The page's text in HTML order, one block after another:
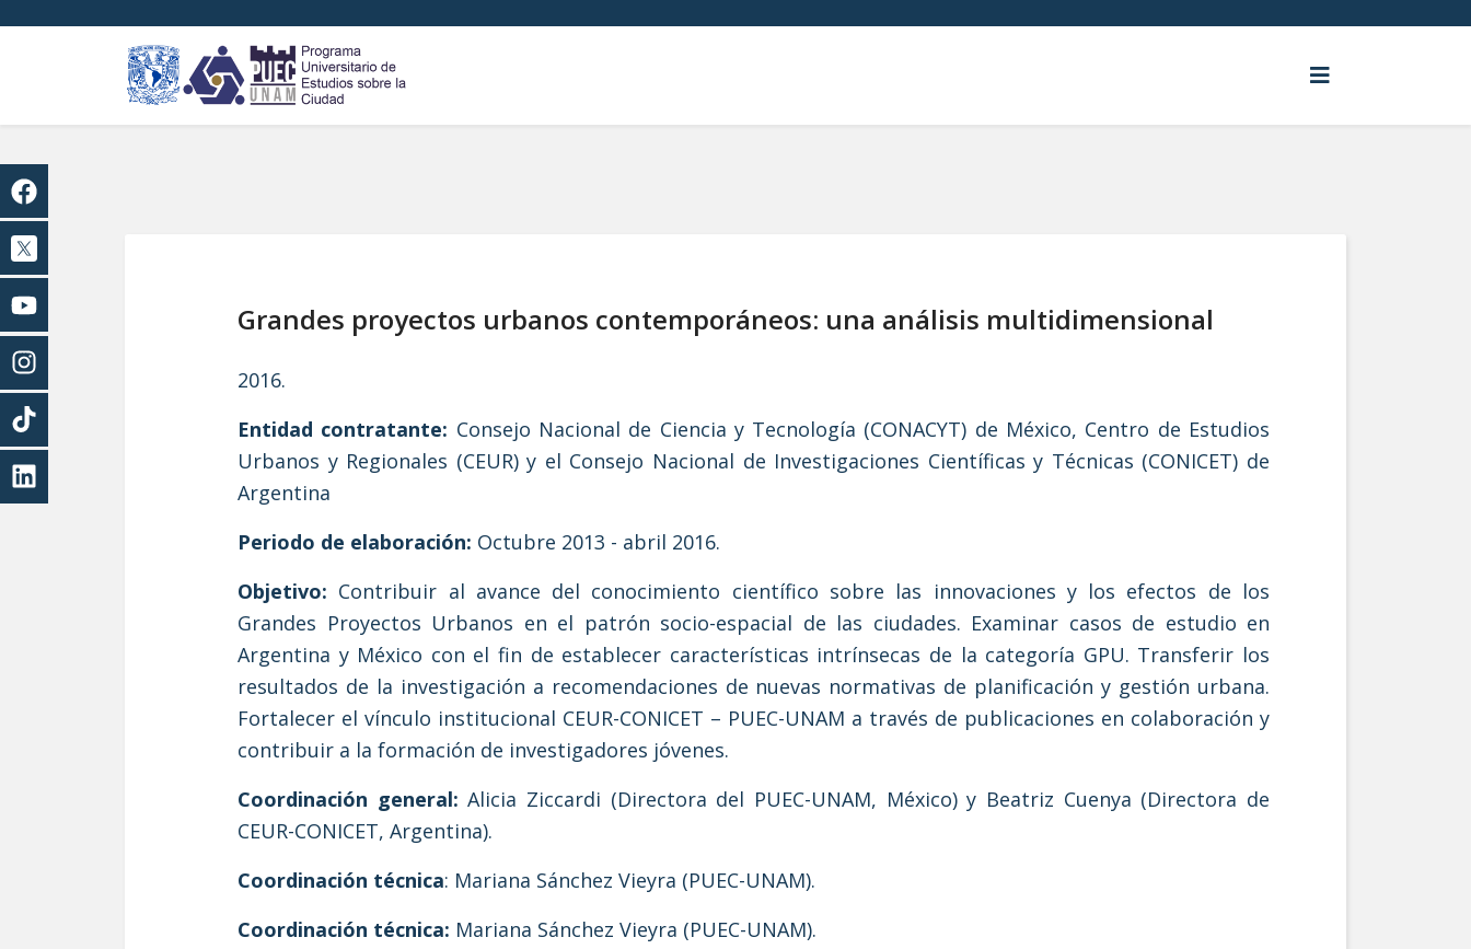
Grandes proyectos urbanos contemporáneos: una análisis multidimensional
2016.
Entidad contratante: Consejo Nacional de Ciencia y Tecnología (CONACYT) de México, Centro de Estudios
Urbanos y Regionales (CEUR) y el Consejo Nacional de Investigaciones Científicas y Técnicas (CONICET) de
Argentina
Periodo de elaboración: Octubre 2013 - abril 2016.
Objetivo: Contribuir al avance del conocimiento científico sobre las innovaciones y los efectos de los
Grandes Proyectos Urbanos en el patrón socio-espacial de las ciudades. Examinar casos de estudio en
Argentina y México con el fin de establecer características intrínsecas de la categoría GPU. Transferir los
resultados de la investigación a recomendaciones de nuevas normativas de planificación y gestión urbana.
Fortalecer el vínculo institucional CEUR-CONICET – PUEC-UNAM a través de publicaciones en colaboración y
contribuir a la formación de investigadores jóvenes.
Coordinación general: Alicia Ziccardi (Directora del PUEC-UNAM, México) y Beatriz Cuenya (Directora de
CEUR-CONICET, Argentina).
Coordinación técnica: Mariana Sánchez Vieyra (PUEC-UNAM).
Coordinación técnica: Mariana Sánchez Vieyra (PUEC-UNAM).